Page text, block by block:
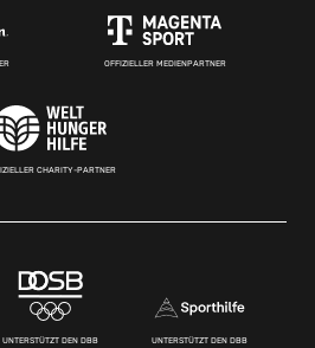
OFFIZIELLER MEDIENPARTNER
CHARITY-PARTNER
UNTERSTÜTZT DEN DBB UNTERSTÜTZT DEN DBB